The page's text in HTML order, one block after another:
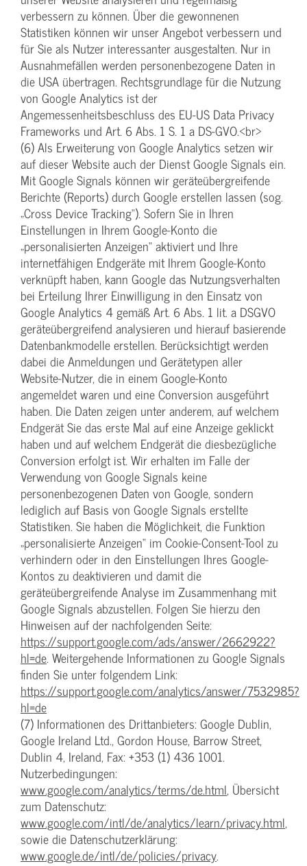
verbessern zu können. Über die gewonnenen
Statistiken können wir unser Angebot verbessern und
für Sie als Nutzer interessanter ausgestalten. Nur in
Ausnahmefällen werden personenbezogene Daten in
die USA übertragen. Rechtsgrundlage für die Nutzung
von Google Analytics ist der
Angemessenheitsbeschluss des EU-US Data Privacy
Frameworks und Art. 6 Abs. 1 S. 1 a DS-GVO.<br>
(6) Als Erweiterung von Google Analytics setzen wir
auf dieser Website auch der Dienst Google Signals ein.
Mit Google Signals können wir geräteübergreifende
Berichte (Reports) durch Google erstellen lassen (sog.
„Cross Device Tracking“). Sofern Sie in Ihren
Einstellungen in Ihrem Google-Konto die
„personalisierten Anzeigen“ aktiviert und Ihre
internetfähigen Endgeräte mit Ihrem Google-Konto
verknüpft haben, kann Google das Nutzungsverhalten
bei Erteilung Ihrer Einwilligung in den Einsatz von
Google Analytics 4 gemäß Art. 6 Abs. 1 lit. a DSGVO
geräteübergreifend analysieren und hierauf basierende
Datenbankmodelle erstellen. Berücksichtigt werden
dabei die Anmeldungen und Gerätetypen aller
Website-Nutzer, die in einem Google-Konto
angemeldet waren und eine Conversion ausgeführt
haben. Die Daten zeigen unter anderem, auf welchem
Endgerät Sie das erste Mal auf eine Anzeige geklickt
haben und auf welchem Endgerät die diesbezügliche
Conversion erfolgt ist. Wir erhalten im Falle der
Verwendung von Google Signals keine
personenbezogenen Daten von Google, sondern
lediglich auf Basis von Google Signals erstellte
Statistiken. Sie haben die Möglichkeit, die Funktion
„personalisierte Anzeigen“ im Cookie-Consent-Tool zu
verhindern oder in den Einstellungen Ihres Google-
Kontos zu deaktivieren und damit die
geräteübergreifende Analyse im Zusammenhang mit
Google Signals abzustellen. Folgen Sie hierzu den
Hinweisen auf der nachfolgenden Seite:
https://support.google.com/ads/answer/2662922?
hl=de. Weitergehende Informationen zu Google Signals
finden Sie unter folgendem Link:
https://support.google.com/analytics/answer/7532985?
hl=de
(7) Informationen des Drittanbieters: Google Dublin,
Google Ireland Ltd., Gordon House, Barrow Street,
Dublin 4, Ireland, Fax: +353 (1) 436 1001.
Nutzerbedingungen:
www.google.com/analytics/terms/de.html, Übersicht
zum Datenschutz:
www.google.com/intl/de/analytics/learn/privacy.html,
sowie die Datenschutzerklärung:
www.google.de/intl/de/policies/privacy.